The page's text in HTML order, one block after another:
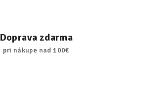
Doprava zdarma
pri nákupe nad 100€